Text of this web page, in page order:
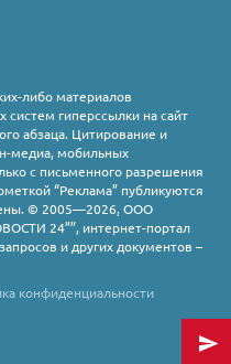
либо материалов
гиперссылки на сайт
абзаца. Цитирование и
медиа, мобильных
с письменного разрешения
“Реклама” публикуются
© 2005—2026, ООО
24””, интернет-портал
и других документов –
конфиденциальности